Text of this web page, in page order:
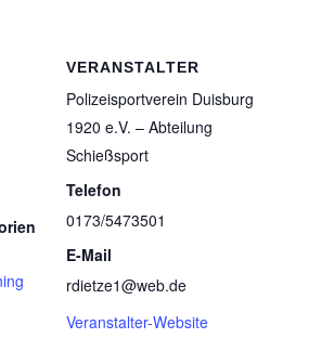
VERANSTALTER
Poli­zei­sport­ver­ein Duis­burg
1920 e.V. – Abtei­lung
Schießsport
Telefon
0173/5473501
E-Mail
rdietze1@web.de
Veranstalter-Website